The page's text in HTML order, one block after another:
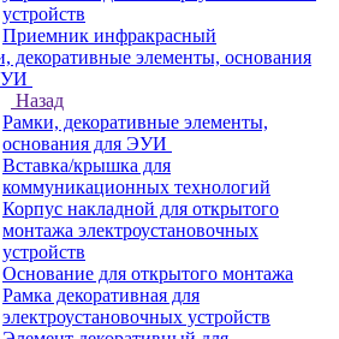
устройств
Приемник инфракрасный
декоративные элементы, основания
Назад
Рамки, декоративные элементы,
основания для ЭУИ
Вставка/крышка для
коммуникационных технологий
Корпус накладной для открытого
монтажа электроустановочных
устройств
Основание для открытого монтажа
Рамка декоративная для
электроустановочных устройств